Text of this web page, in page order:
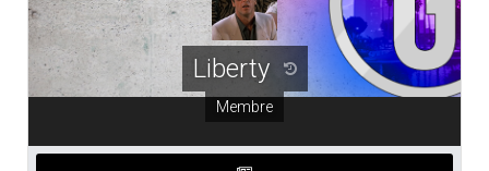
Liberty
Membre